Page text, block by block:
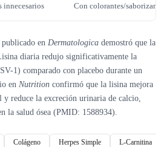
innecesarios Con colorantes/
en Dermatologica demostró que la
diaria redujo significativamente la
1) comparado con placebo durante un
en Nutrition confirmó que la lisina mejora
reduce la excreción urinaria de calcio,
la salud ósea (PMID: 1588934).
Colágeno Herpes Simple L-Carnitina